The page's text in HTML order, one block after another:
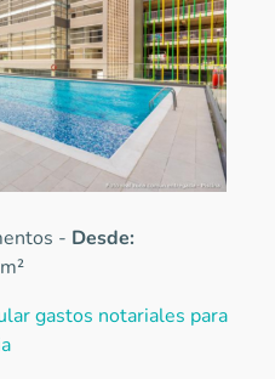
- Desde:
gastos notariales para